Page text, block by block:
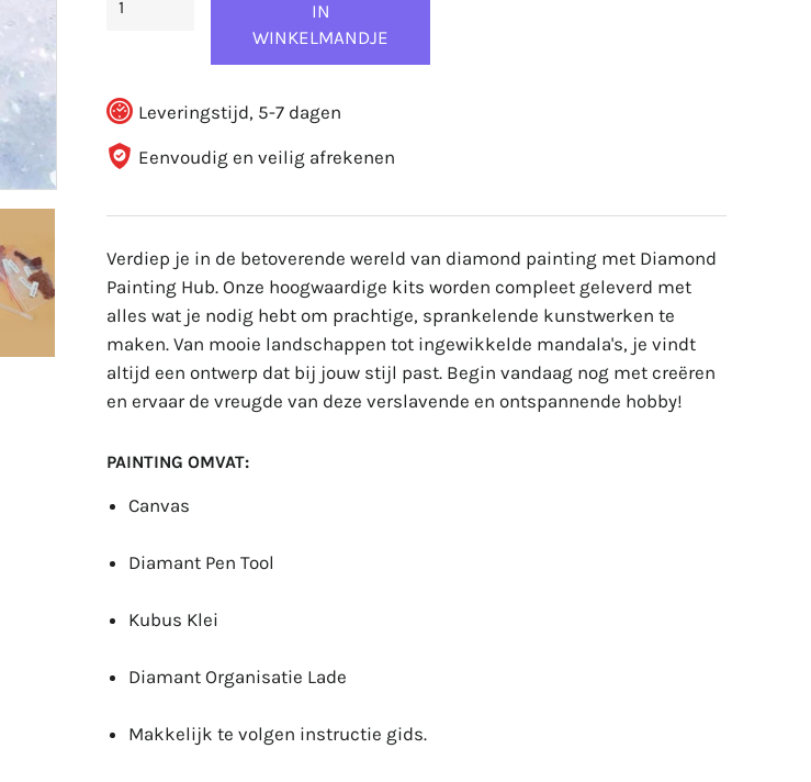
IN
WINKELMANDJE
Leveringstijd, 5-7 dagen
Eenvoudig en veilig afrekenen
Verdiep je in de betoverende wereld van diamond painting met Diamond
Painting Hub. Onze hoogwaardige kits worden compleet geleverd met
alles wat je nodig hebt om prachtige, sprankelende kunstwerken te
maken. Van mooie landschappen tot ingewikkelde mandala's, je vindt
altijd een ontwerp dat bij jouw stijl past. Begin vandaag nog met creëren
en ervaar de vreugde van deze verslavende en ontspannende hobby!
PAINTING OMVAT:
Canvas
Diamant Pen Tool
Kubus Klei
Diamant Organisatie Lade
Makkelijk te volgen instructie gids.